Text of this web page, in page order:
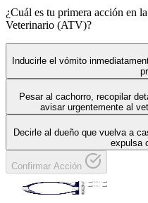
¿Cuál es tu primera acción en
Veterinario (ATV)?
Inducirle el vómito
Pesar al cachorro, recopilar
avisar urgentemente al
Decirle al dueño que vuelva a
expulsa
Confirmar Acción